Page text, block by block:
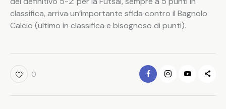
classifica, arriva un’importante sfida contro il Bagnolo
Calcio (ultimo in classifica e bisognoso di punti).
0